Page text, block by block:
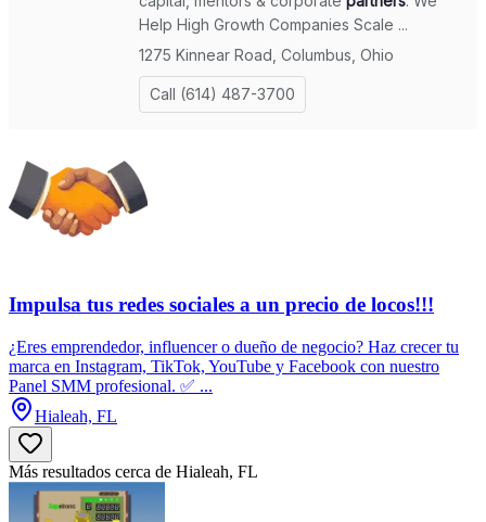
Impulsa tus redes sociales a un precio de locos!!!
¿Eres emprendedor, influencer o dueño de negocio? Haz crecer tu
marca en Instagram, TikTok, YouTube y Facebook con nuestro
Panel SMM profesional. ✅ ...
Hialeah, FL
Más resultados cerca de Hialeah, FL